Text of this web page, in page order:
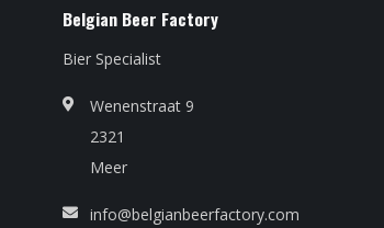
Belgian Beer Factory
Bier Specialist
Wenenstraat 9
2321
Meer
info@belgianbeerfactory.com